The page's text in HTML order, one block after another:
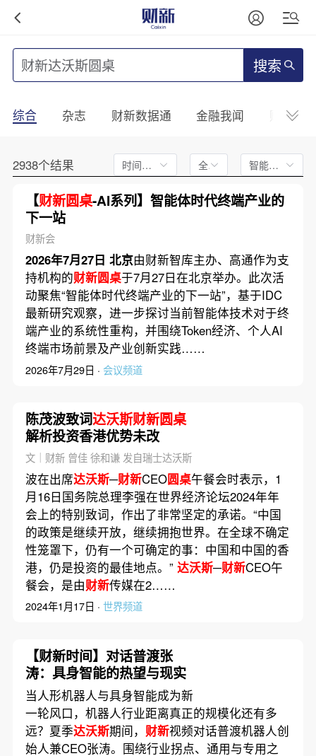
搜索
综合 杂志 财新数据通 金融我闻 财新
2938个结果 时间不限 全文 智能排序
【财新圆桌-AI系列】智能体时代终端产业的
下一站
财新会
2026年7月27日 北京由财新智库主办、高通作为支
持机构的财新圆桌于7月27日在北京举办。此次活
动聚焦“智能体时代终端产业的下一站”，基于IDC
最新研究观察，进一步探讨当前智能体技术对于终
端产业的系统性重构，并围绕Token经济、个人AI
终端市场前景及产业创新实践……
2026年7月29日 · 会议频道
陈茂波致词达沃斯财新圆桌
解析投资香港优势未改
文｜财新 曾佳 徐和谦 发自瑞士达沃斯
波在出席达沃斯─财新CEO圆桌午餐会时表示，1
月16日国务院总理李强在世界经济论坛2024年年
会上的特别致词，作出了非常坚定的承诺。“中国
的政策是继续开放，继续拥抱世界。在全球不确定
性笼罩下，仍有一个可确定的事：中国和中国的香
港，仍是投资的最佳地点。” 达沃斯─财新CEO午
餐会，是由财新传媒在2……
2024年1月17日 · 世界频道
【财新时间】对话普渡张
涛：具身智能的热望与现实
当人形机器人与具身智能成为新
一轮风口，机器人行业距离真正的规模化还有多
远？夏季达沃斯期间， 财新视频对话普渡机器人创
始人兼CEO张涛。围绕行业拐点、通用与专用之